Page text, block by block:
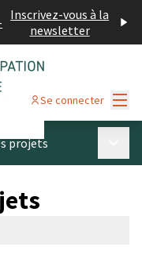
Inscrivez-vous à la
newsletter
Se connecter
projets